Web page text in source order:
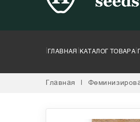
ГЛАВНАЯ КАТАЛОГ ТОВАРА
Главная